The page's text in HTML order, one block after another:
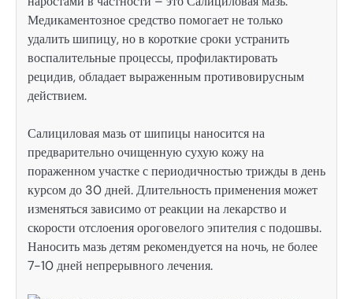
Медикаментозное средство помогает не только
удалить шипицу, но в короткие сроки устранить
воспалительные процессы, профилактировать
рецидив, обладает выраженным противовирусным
действием.
Салициловая мазь от шипицы наносится на
предварительно очищенную сухую кожу на
пораженном участке с периодичностью трижды в день
курсом до 30 дней. Длительность применения может
изменяться зависимо от реакции на лекарство и
скорости отслоения ороговелого эпителия с подошвы.
Наносить мазь детям рекомендуется на ночь, не более
7-10 дней непрерывного лечения.